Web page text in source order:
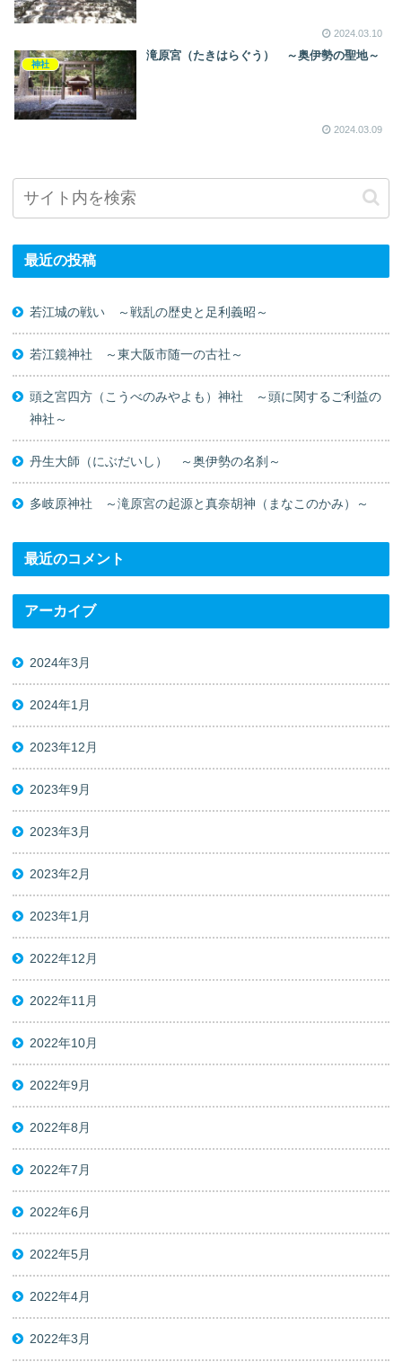
2024.03.10
神社
滝原宮（たきはらぐう） ～奥伊勢の聖地～
2024.03.09
最近の投稿
若江城の戦い ～戦乱の歴史と足利義昭～
若江鏡神社 ～東大阪市随一の古社～
頭之宮四方（こうべのみやよも）神社 ～頭に関するご利益の
神社～
丹生大師（にぶだいし） ～奥伊勢の名刹～
多岐原神社 ～滝原宮の起源と真奈胡神（まなこのかみ）～
最近のコメント
アーカイブ
2024年3月
2024年1月
2023年12月
2023年9月
2023年3月
2023年2月
2023年1月
2022年12月
2022年11月
2022年10月
2022年9月
2022年8月
2022年7月
2022年6月
2022年5月
2022年4月
2022年3月